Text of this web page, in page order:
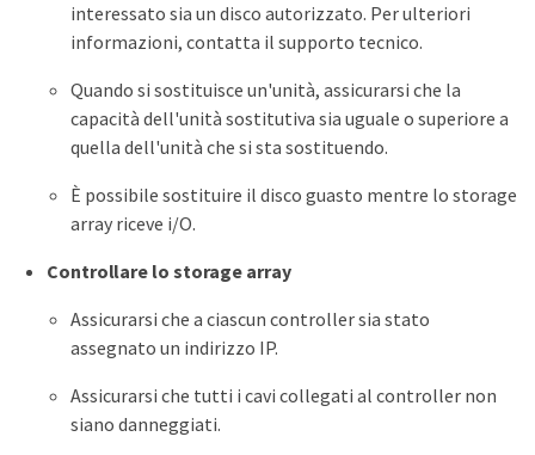
interessato sia un disco autorizzato. Per ulteriori
informazioni, contatta il supporto tecnico.
Quando si sostituisce un'unità, assicurarsi che la
capacità dell'unità sostitutiva sia uguale o superiore a
quella dell'unità che si sta sostituendo.
È possibile sostituire il disco guasto mentre lo storage
array riceve i/O.
Controllare lo storage array
Assicurarsi che a ciascun controller sia stato
assegnato un indirizzo IP.
Assicurarsi che tutti i cavi collegati al controller non
siano danneggiati.